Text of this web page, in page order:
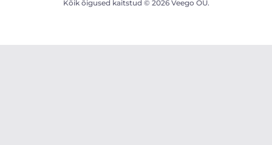
Kõik õigused kaitstud © 2026 Veego OÜ.